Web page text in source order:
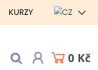
KURZY
0 Kč